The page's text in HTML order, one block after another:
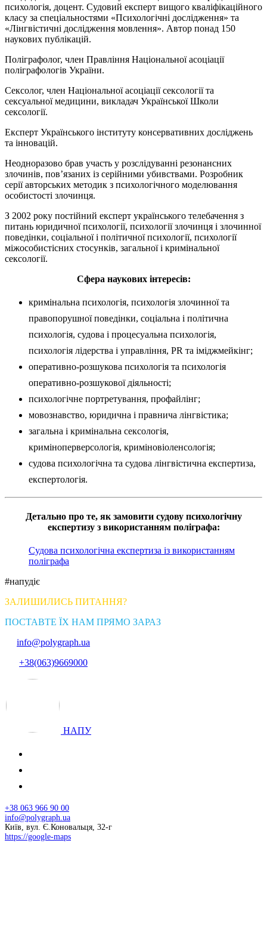
психологія, доцент. Судовий експерт вищого кваліфікаційного
класу за спеціальностями «Психологічні дослідження» та
«Лінгвістичні дослідження мовлення». Автор понад 150
наукових публікацій.
Поліграфолог, член Правління Національної асоціації
поліграфологів України.
Сексолог, член Національної асоціації сексології та
сексуальної медицини, викладач Української Школи
сексології.
Експерт Українського інституту консервативних досліджень
та інновацій.
Неодноразово брав участь у розслідуванні резонансних
злочинів, пов’язаних із серійними убивствами. Розробник
серії авторських методик з психологічного моделювання
особистості злочинця.
З 2002 року постійний експерт українського телебачення з
питань юридичної психології, психології злочинця і злочинної
поведінки, соціальної і політичної психології, психології
міжособистісних стосунків, загальної і кримінальної
сексології.
Сфера наукових інтересів:
кримінальна психологія, психологія злочинної та
правопорушної поведінки, соціальна і політична
психологія, судова і процесуальна психологія,
психологія лідерства і управління, PR та іміджмейкінг;
оперативно-розшукова психологія та психологія
оперативно-розшукової діяльності;
психологічне портретування, профайлінг;
мовознавство, юридична і правнича лінгвістика;
загальна і кримінальна сексологія,
криміноперверсологія, криміновіоленсологія;
судова психологічна та судова лінгвістична експертиза,
експертологія.
Детально про те, як замовити судову психологічну
експертизу з використанням поліграфа:
Судова психологічна експертиза із використанням
поліграфа
#напудіє
ЗАЛИШИЛИСЬ ПИТАННЯ?
ПОСТАВТЕ ЇХ НАМ ПРЯМО ЗАРАЗ
info@polygraph.ua
+38(063)9669000
НАПУ
+38 063 966 90 00
info@polygraph.ua
Київ, вул. Є.Коновальця, 32-г
https://google-maps